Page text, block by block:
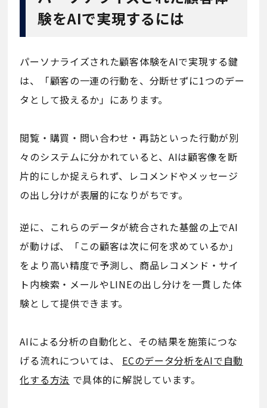
験をAIで実現するには
パーソナライズされた顧客体験をAIで実現する鍵
は、「顧客の一連の行動を、分断せずに1つのデー
タとして扱えるか」にあります。
閲覧・購買・問い合わせ・再訪といった行動が別
々のシステムに分かれていると、AIは顧客像を断
片的にしか捉えられず、レコメンドやメッセージ
の出し分けが表層的になりがちです。
逆に、これらのデータが統合された基盤の上でAI
が動けば、「この顧客は次に何を求めているか」
をより高い精度で予測し、商品レコメンド・サイ
ト内検索・メールやLINEの出し分けを一貫した体
験として提供できます。
AIによる分析の自動化と、その結果を施策につな
げる流れについては、 ECのデータ分析をAIで自動
化する方法 で具体的に解説しています。